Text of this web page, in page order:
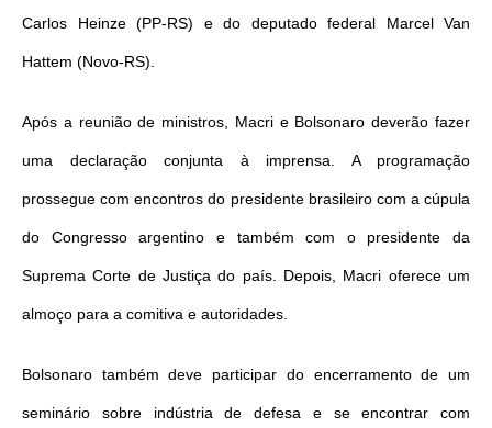
Carlos Heinze (PP-RS) e do deputado federal Marcel Van
Hattem (Novo-RS).
Após a reunião de ministros, Macri e Bolsonaro deverão fazer
uma declaração conjunta à imprensa. A programação
prossegue com encontros do presidente brasileiro com a cúpula
do Congresso argentino e também com o presidente da
Suprema Corte de Justiça do país. Depois, Macri oferece um
almoço para a comitiva e autoridades.
Bolsonaro também deve participar do encerramento de um
seminário sobre indústria de defesa e se encontrar com